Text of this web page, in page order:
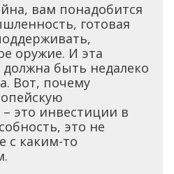
вам понадобится
готовая
оружие. И эта
быть недалеко
Вот, почему
это инвестиции в
это не
с каким-то